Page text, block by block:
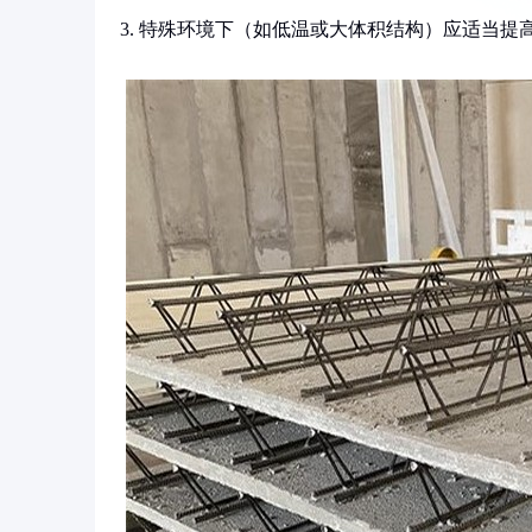
3. 特殊环境下（如低温或大体积结构）应适当提